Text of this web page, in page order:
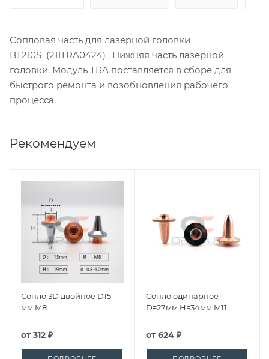
Сопловая часть для лазерной головки
BT210S (211TRA0424) . Нижняя часть лазерной
головки. Модуль TRA поставляется в сборе для
быстрого ремонта и возобновления рабочего
процесса.
Рекомендуем
Сопло 3D двойное D15
мм M8
от312 ₽
Сопло одинарное
D=27мм H=34мм M11
от624 ₽